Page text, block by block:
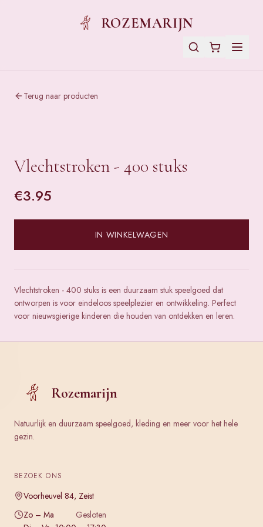
ROZEMARIJN
Terug naar producten
Vlechtstroken - 400 stuks
€3.95
IN WINKELWAGEN
Vlechtstroken - 400 stuks is een duurzaam stuk speelgoed dat
ontworpen is voor eindeloos speelplezier en ontwikkeling. Perfect
voor nieuwsgierige kinderen die houden van ontdekken en leren.
Rozemarijn
Natuurlijk en duurzaam speelgoed, kleding en meer voor het hele
gezin.
BEZOEK ONS
Voorheuvel 84, Zeist
Zo – Ma
Gesloten